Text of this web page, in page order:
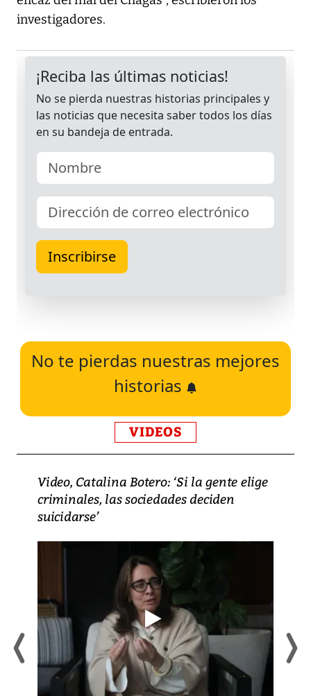
investigadores.
No te pierdas nuestras mejores
historias
VIDEOS
Video, Catalina Botero: ‘Si la gente elige
criminales, las sociedades deciden
suicidarse’